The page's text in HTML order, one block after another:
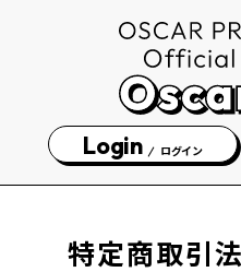
Login ログイン
特定商取引